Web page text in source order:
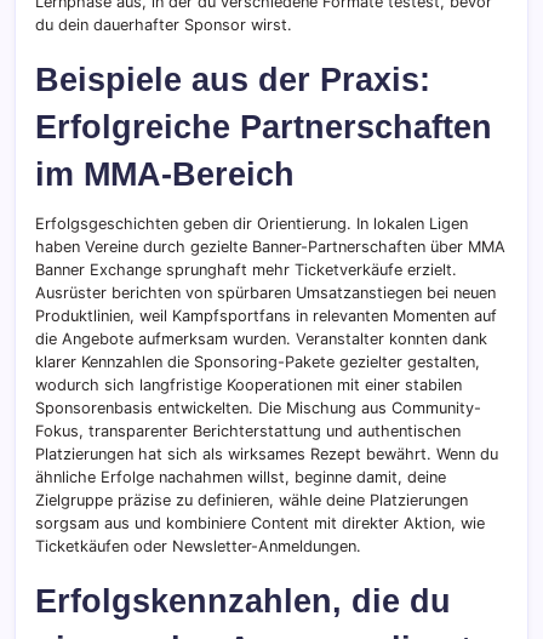
du dein dauerhafter Sponsor wirst.
Beispiele aus der Praxis:
Erfolgreiche Partnerschaften
im MMA-Bereich
Erfolgsgeschichten geben dir Orientierung. In lokalen Ligen
haben Vereine durch gezielte Banner-Partnerschaften über MMA
Banner Exchange sprunghaft mehr Ticketverkäufe erzielt.
Ausrüster berichten von spürbaren Umsatzanstiegen bei neuen
Produktlinien, weil Kampfsportfans in relevanten Momenten auf
die Angebote aufmerksam wurden. Veranstalter konnten dank
klarer Kennzahlen die Sponsoring-Pakete gezielter gestalten,
wodurch sich langfristige Kooperationen mit einer stabilen
Sponsorenbasis entwickelten. Die Mischung aus Community-
Fokus, transparenter Berichterstattung und authentischen
Platzierungen hat sich als wirksames Rezept bewährt. Wenn du
ähnliche Erfolge nachahmen willst, beginne damit, deine
Zielgruppe präzise zu definieren, wähle deine Platzierungen
sorgsam aus und kombiniere Content mit direkter Aktion, wie
Ticketkäufen oder Newsletter-Anmeldungen.
Erfolgskennzahlen, die du